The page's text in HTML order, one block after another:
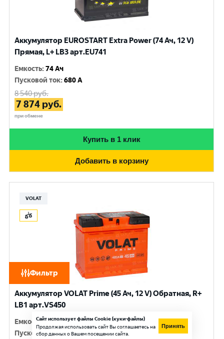
Фильтр
Аккумулятор EUROSTART Extra Power (74 Ач, 12 V)
Прямая, L+ LB3 арт.EU741
Емкость:74 Ач
Пусковой ток:680 A
8 540руб.
7 874 руб.
при обмене
Купить в 1 клик
Добавить в корзину
VOLAT
Аккумулятор VOLAT Prime (45 Ач, 12 V) Обратная, R+
LB1 арт.VS450
Емкость:45 Ач
Пусковой ток:420 A
Сайт использует файлы Cookie (куки-файлы)
Продолжая использовать сайт Вы соглашаетесь на
сбор данных о Вашем посещении сайта.
Принять